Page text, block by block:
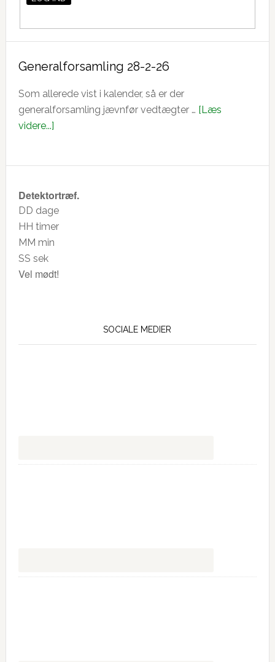
Generalforsamling 28-2-26
Som allerede vist i kalender, så er der
generalforsamling jævnfør vedtægter … [Læs
videre...]om
Detektortræf.
DD dage
HH timer
MM min
SS sek
Vel mødt!
SOCIALE MEDIER